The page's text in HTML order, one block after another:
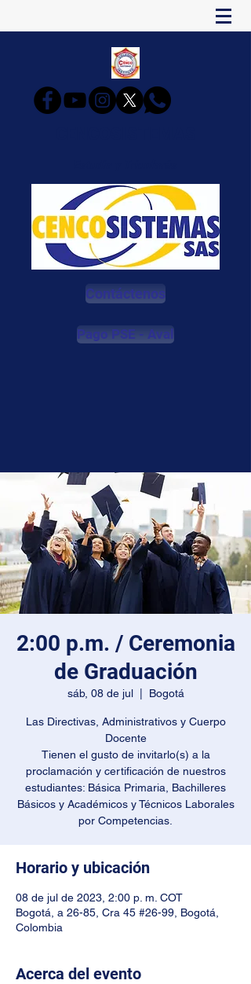
Contáctenos
Pago PSE - Aval
2:00 p.m. / Ceremonia
de Graduación
sáb, 08 de jul
  |
Bogotá
Las Directivas, Administrativos y Cuerpo
Docente
Tienen el gusto de invitarlo(s) a la
proclamación y certificación de nuestros
estudiantes: Básica Primaria, Bachilleres
Básicos y Académicos y Técnicos Laborales
por Competencias.
Horario y ubicación
08 de jul de 2023, 2:00 p. m. COT
Bogotá, a 26-85, Cra 45 #26-99, Bogotá,
Colombia
Acerca del evento